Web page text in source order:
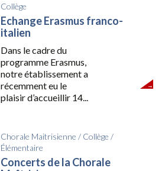
Collège
Echange Erasmus franco-
italien
Dans le cadre du
programme Erasmus,
notre établissement a
récemment eu le
plaisir d’accueillir 14...
Chorale Maitrisienne / Collège /
Élémentaire
Concerts de la Chorale